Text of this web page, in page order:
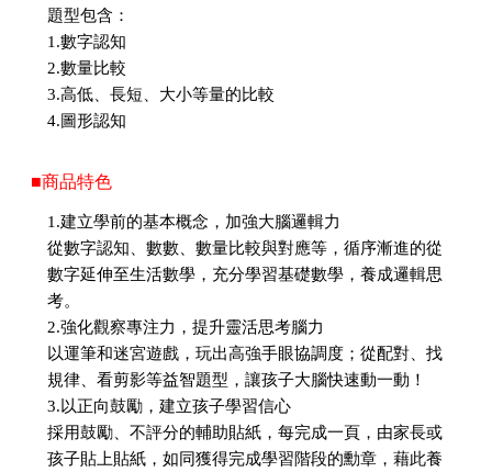
題型包含：
1.數字認知
2.數量比較
3.高低、長短、大小等量的比較
4.圖形認知
■商品特色
1.建立學前的基本概念，加強大腦邏輯力
從數字認知、數數、數量比較與對應等，循序漸進的從
數字延伸至生活數學，充分學習基礎數學，養成邏輯思
考。
2.強化觀察專注力，提升靈活思考腦力
以運筆和迷宮遊戲，玩出高強手眼協調度；從配對、找
規律、看剪影等益智題型，讓孩子大腦快速動一動！
3.以正向鼓勵，建立孩子學習信心
採用鼓勵、不評分的輔助貼紙，每完成一頁，由家長或
孩子貼上貼紙，如同獲得完成學習階段的勳章，藉此養